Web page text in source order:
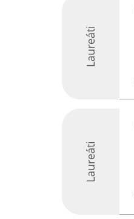
Laureáti
Laureáti